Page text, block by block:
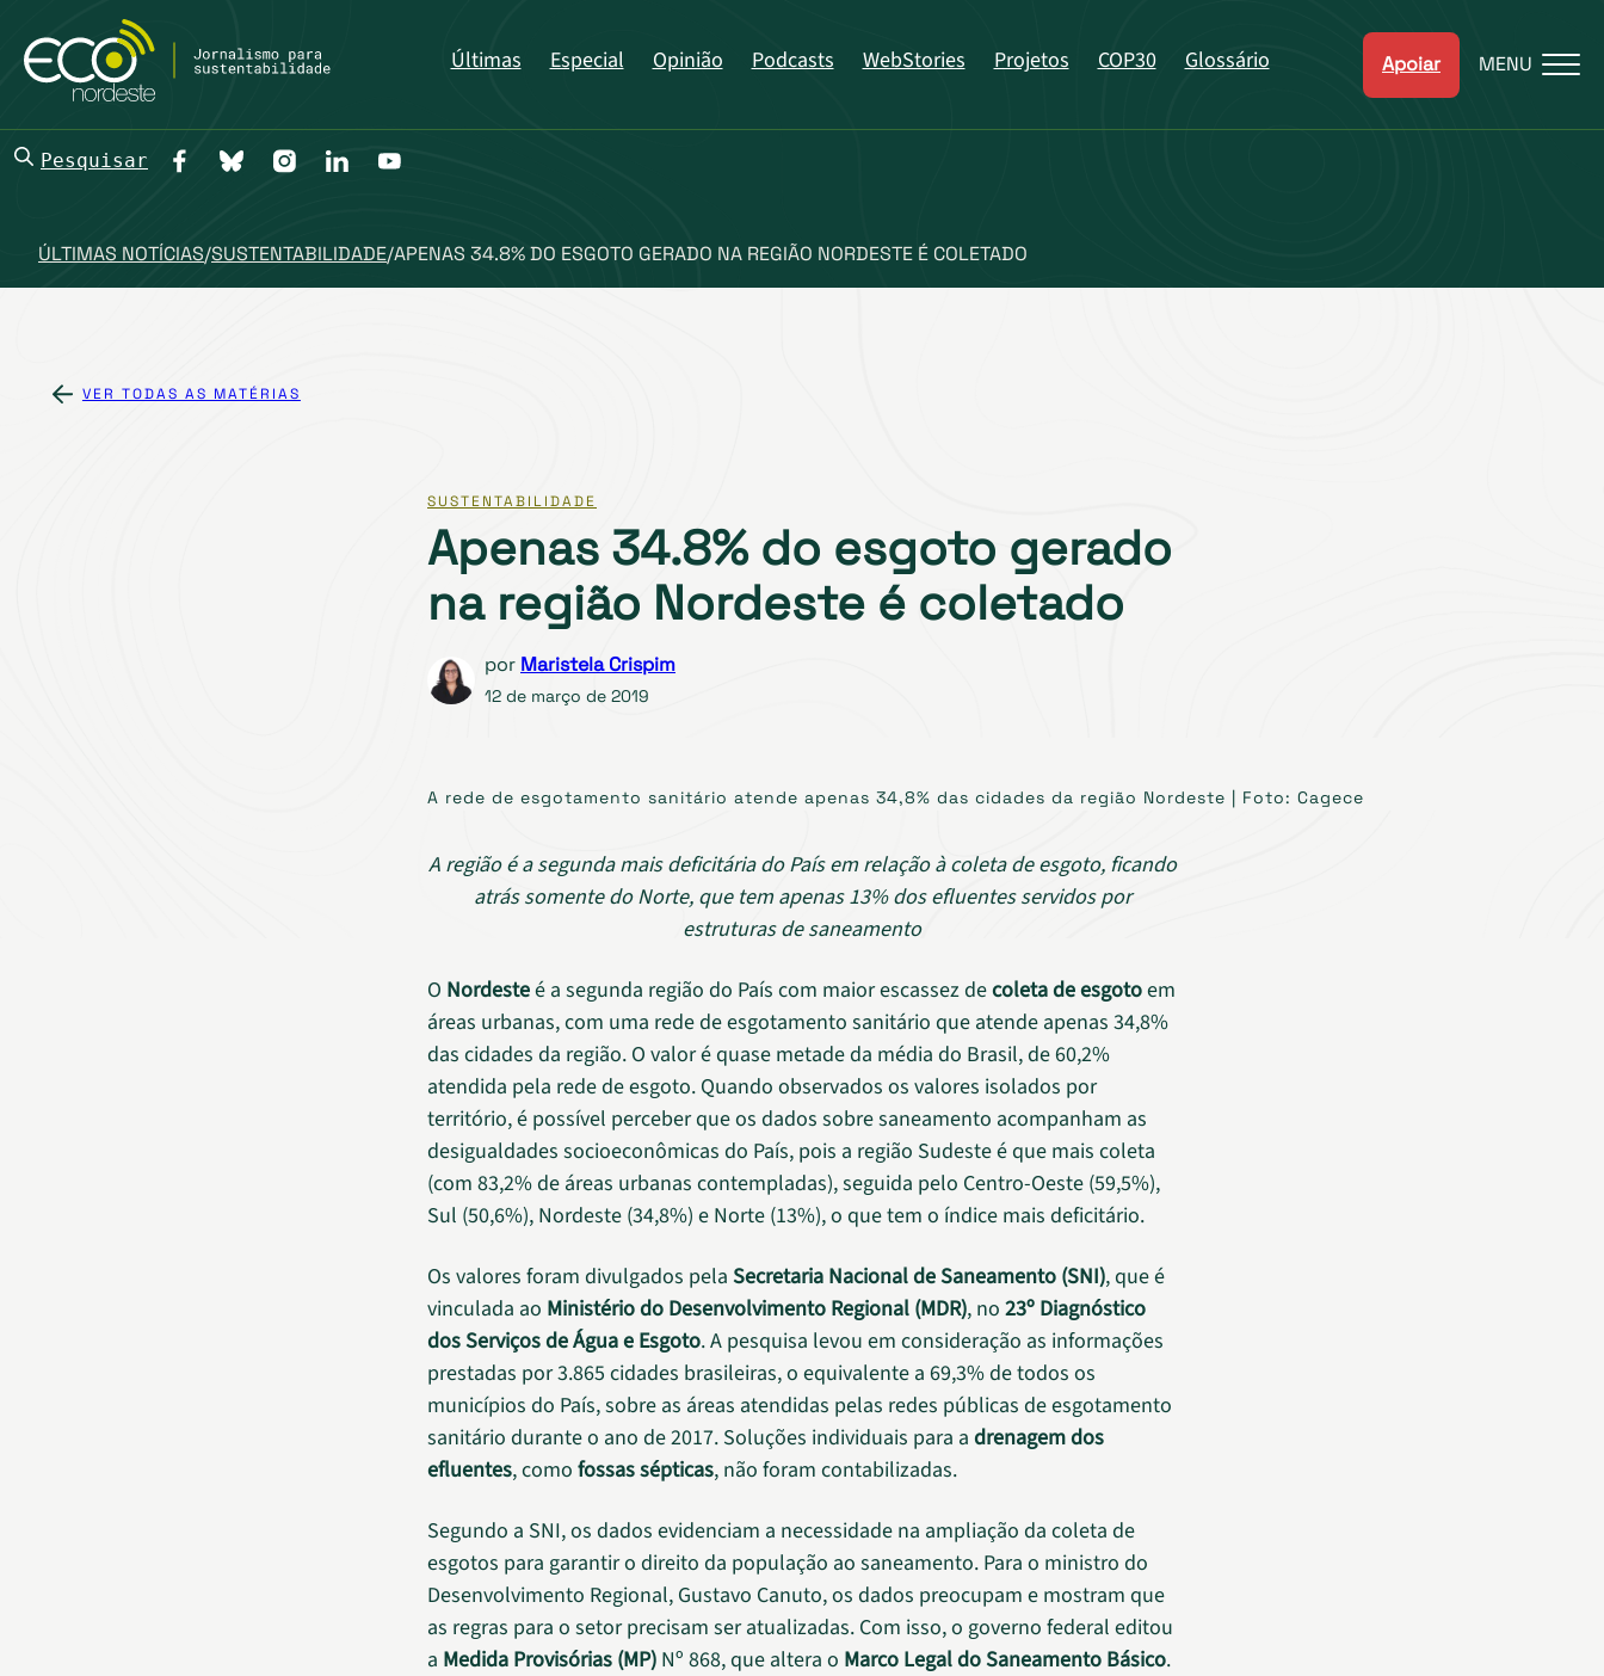
Últimas Especial Opinião Podcasts WebStories Projetos COP30 Glossário Apoiar MENU
Pesquisar
ÚLTIMAS NOTÍCIAS/SUSTENTABILIDADE/APENAS 34.8% DO ESGOTO GERADO NA REGIÃO NORDESTE É COLETADO
VER TODAS AS MATÉRIAS
SUSTENTABILIDADE
Apenas 34.8% do esgoto gerado
na região Nordeste é coletado
por Maristela Crispim
12 de março de 2019
A rede de esgotamento sanitário atende apenas 34,8% das cidades da região Nordeste | Foto: Cagece
A região é a segunda mais deficitária do País em relação à coleta de esgoto, ficando
atrás somente do Norte, que tem apenas 13% dos efluentes servidos por
estruturas de saneamento
O Nordesteé a segunda região do País com maior escassez decoleta de esgotoem
áreas urbanas, com uma rede de esgotamento sanitário que atende apenas 34,8%
das cidades da região. O valor é quase metade da média do Brasil, de 60,2%
atendida pela rede de esgoto. Quando observados os valores isolados por
território, é possível perceber que os dados sobre saneamento acompanham as
desigualdades socioeconômicas do País, pois a região Sudeste é que mais coleta
(com 83,2% de áreas urbanas contempladas), seguida pelo Centro-Oeste (59,5%),
Sul (50,6%), Nordeste (34,8%) e Norte (13%), o que tem o índice mais deficitário.
Os valores foram divulgados pela Secretaria Nacional de Saneamento (SNI), que é
vinculada ao Ministério do Desenvolvimento Regional (MDR), no 23º Diagnóstico
dos Serviços de Água e Esgoto. A pesquisa levou em consideração as informações
prestadas por 3.865 cidades brasileiras, o equivalente a 69,3% de todos os
municípios do País, sobre as áreas atendidas pelas redes públicas de esgotamento
sanitário durante o ano de 2017. Soluções individuais para a drenagem dos
efluentes, como fossas sépticas, não foram contabilizadas.
Segundo a SNI, os dados evidenciam a necessidade na ampliação da coleta de
esgotos para garantir o direito da população ao saneamento. Para o ministro do
Desenvolvimento Regional, Gustavo Canuto, os dados preocupam e mostram que
as regras para o setor precisam ser atualizadas. Com isso, o governo federal editou
a Medida Provisórias (MP) Nº 868, que altera o Marco Legal do Saneamento Básico.